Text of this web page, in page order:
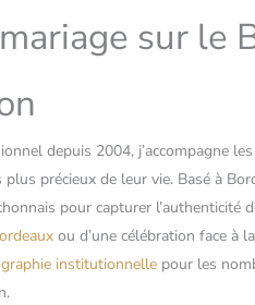
sur le
depuis 2004, j’accompagne
plus précieux de leur vie. Basé à
pour capturer l’authenticité
ou d’une célébration face à
institutionnelle pour les